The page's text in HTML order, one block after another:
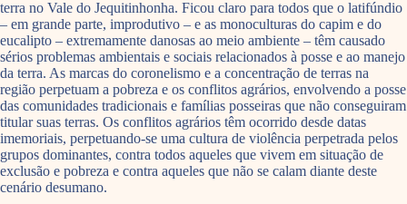
terra no Vale do Jequitinhonha. Ficou claro para todos que o latifúndio
– em grande parte, improdutivo – e as monoculturas do capim e do
eucalipto – extremamente danosas ao meio ambiente – têm causado
sérios problemas ambientais e sociais relacionados à posse e ao manejo
da terra. As marcas do coronelismo e a concentração de terras na
região perpetuam a pobreza e os conflitos agrários, envolvendo a posse
das comunidades tradicionais e famílias posseiras que não conseguiram
titular suas terras. Os conflitos agrários têm ocorrido desde datas
imemoriais, perpetuando-se uma cultura de violência perpetrada pelos
grupos dominantes, contra todos aqueles que vivem em situação de
exclusão e pobreza e contra aqueles que não se calam diante deste
cenário desumano.